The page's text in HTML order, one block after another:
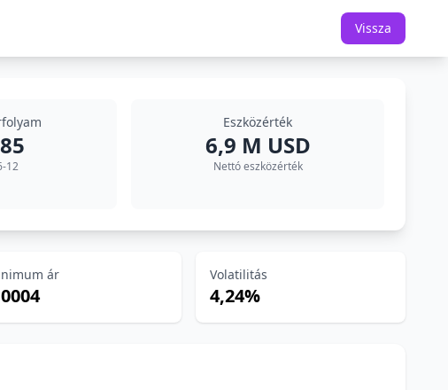
Vissza
12
Eszközérték
6,9 M USD
Nettó eszközérték
ár Volatilitás
4,24%